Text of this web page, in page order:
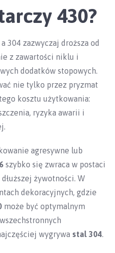
430?
304 zazwyczaj droższa od
z zawartości niklu i
dodatków stopowych.
nie tylko przez pryzmat
kosztu użytkowania:
ryzyka awarii i
agresywne lub
szybko się zwraca w postaci
żywotności. W
dekoracyjnych, gdzie
może być optymalnym
wygrywa stal 304.